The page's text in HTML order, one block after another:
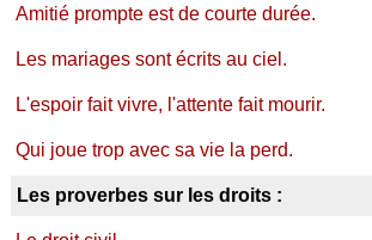
Amitié prompte est de courte durée.
Les mariages sont écrits au ciel.
L'espoir fait vivre, l'attente fait mourir.
Qui joue trop avec sa vie la perd.
Les proverbes sur les droits :